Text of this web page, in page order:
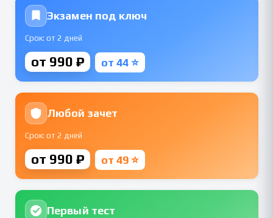
Экзамен под ключ
Срок: от 2 дней
от 990 ₽ от 44 ⭐
Любой зачет
Срок: от 2 дней
от 990 ₽ от 49 ⭐
Первый тест